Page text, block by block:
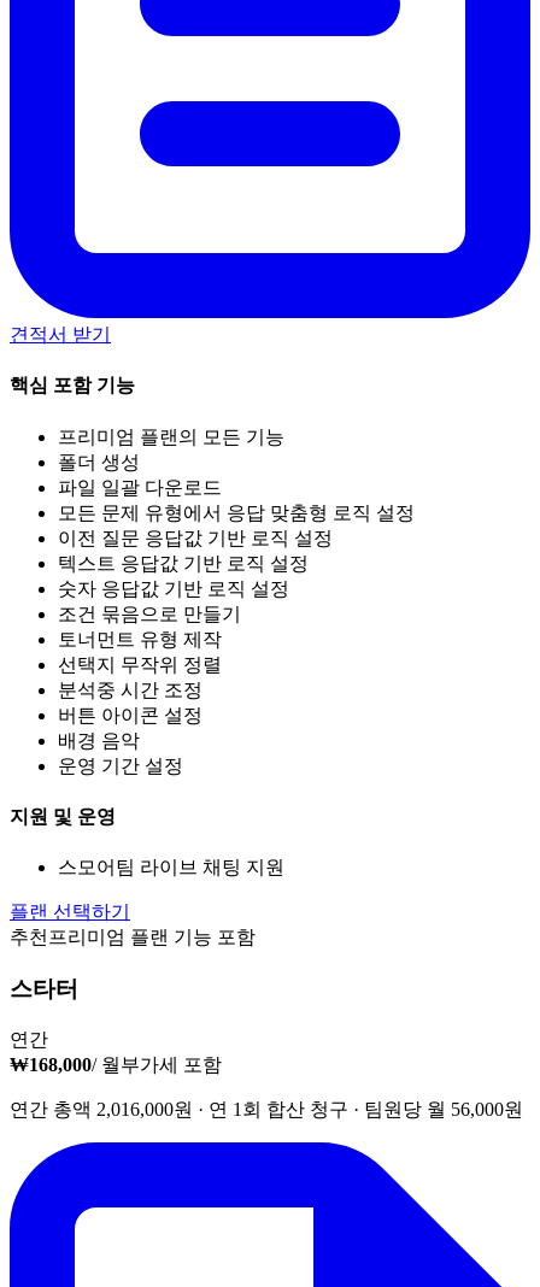
견적서 받기
핵심 포함 기능
프리미엄 플랜의 모든 기능
폴더 생성
파일 일괄 다운로드
모든 문제 유형에서 응답 맞춤형 로직 설정
이전 질문 응답값 기반 로직 설정
텍스트 응답값 기반 로직 설정
숫자 응답값 기반 로직 설정
조건 묶음으로 만들기
토너먼트 유형 제작
선택지 무작위 정렬
분석중 시간 조정
버튼 아이콘 설정
배경 음악
운영 기간 설정
지원 및 운영
스모어팀 라이브 채팅 지원
플랜 선택하기
추천 프리미엄 플랜 기능 포함
스타터
연간
₩168,000/ 월부가세 포함
연간 총액 2,016,000원 · 연 1회 합산 청구 · 팀원당 월 56,000원